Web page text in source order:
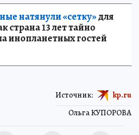
натянули «сетку»для
страна 13 лет тайно
инопланетных гостей
Ольга КУПОРОВА
Источник: kp.ru